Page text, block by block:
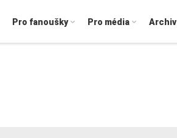
Pro fanoušky Pro média Archiv